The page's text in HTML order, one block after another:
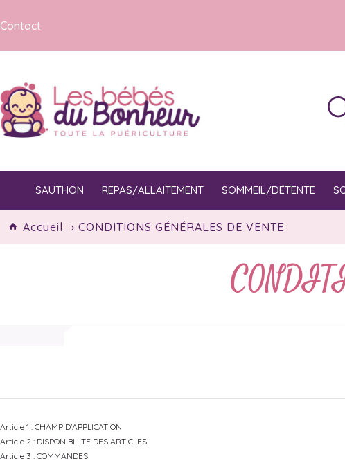
Contact
SAUTHON REPAS/ALLAITEMENT SOMMEIL/DÉTENTE
Accueil › CONDITIONS GÉNÉRALES DE VENTE
Article 1 : CHAMP D'APPLICATION
Article 2 : DISPONIBILITE DES ARTICLES
Article 3 : COMMANDES